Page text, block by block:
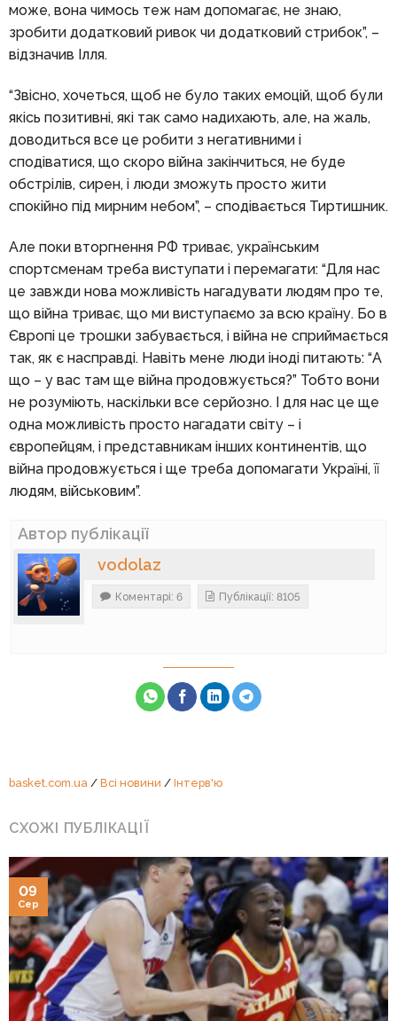
може, вона чимось теж нам допомагає, не знаю,
зробити додатковий ривок чи додатковий стрибок”, –
відзначив Ілля.
“Звісно, хочеться, щоб не було таких емоцій, щоб були
якісь позитивні, які так само надихають, але, на жаль,
доводиться все це робити з негативними і
сподіватися, що скоро війна закінчиться, не буде
обстрілів, сирен, і люди зможуть просто жити
спокійно під мирним небом”, – сподівається Тиртишник.
Але поки вторгнення РФ триває, українським
спортсменам треба виступати і перемагати: “Для нас
це завжди нова можливість нагадувати людям про те,
що війна триває, що ми виступаємо за всю країну. Бо в
Європі це трошки забувається, і війна не сприймається
так, як є насправді. Навіть мене люди іноді питають: “А
що – у вас там ще війна продовжується?” Тобто вони
не розуміють, наскільки все серйозно. І для нас це ще
одна можливість просто нагадати світу – і
європейцям, і представникам інших континентів, що
війна продовжується і ще треба допомагати Україні, її
людям, військовим”.
Автор публікації
vodolaz
Коментарі: 6 Публікації: 8105
basket.com.ua / Всі новини / Інтерв'ю
СХОЖІ ПУБЛІКАЦІЇ
09
Сер